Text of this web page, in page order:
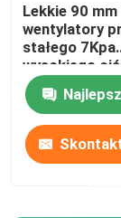
Dmuchawkę
Dmuchawkę
Mini
Lekkie 90 mm
wentylatory
stałego 7Kpa
wysokiego
wentylatory
stałego